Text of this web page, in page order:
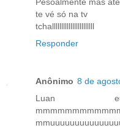
te vé só na tv
tchalllllllllllllllllllllll
Responder
Anônimo 8 de
Luan